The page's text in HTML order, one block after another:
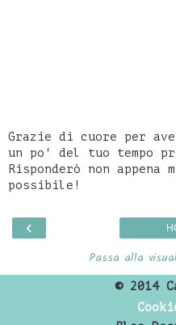
Grazie di cuore per
un po' del tuo tempo
Risponderò non appena
possibile!
‹
Passa alla
©2014